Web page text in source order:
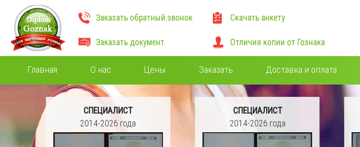
Заказать обратный звонок
Заказать документ
Скачать анкету
Отличия копии от Гознака
Главная О нас Цены Заказать Доставка и оплата
СПЕЦИАЛИСТ
2014-2026 года
СПЕЦИАЛИСТ
2014-2026 года